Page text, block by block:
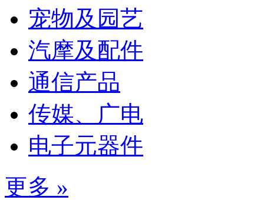
宠物及园艺
汽摩及配件
通信产品
传媒、广电
电子元器件
更多 »